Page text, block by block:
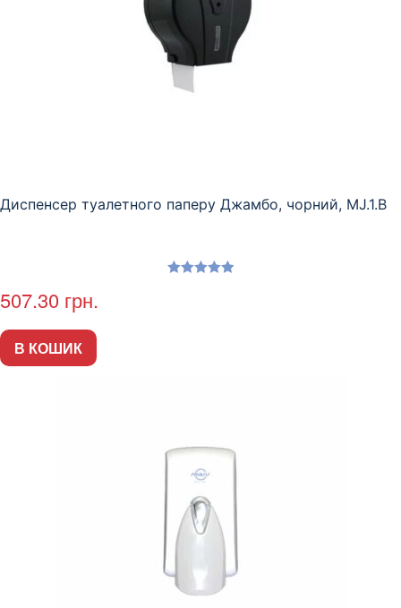
Диспенсер туалетного паперу Джамбо, чорний, MJ.1.B
507.30 грн.
В КОШИК